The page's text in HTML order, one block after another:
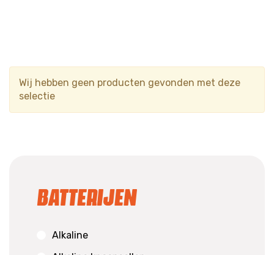
Wij hebben geen producten gevonden met deze
selectie
Batterijen
Alkaline